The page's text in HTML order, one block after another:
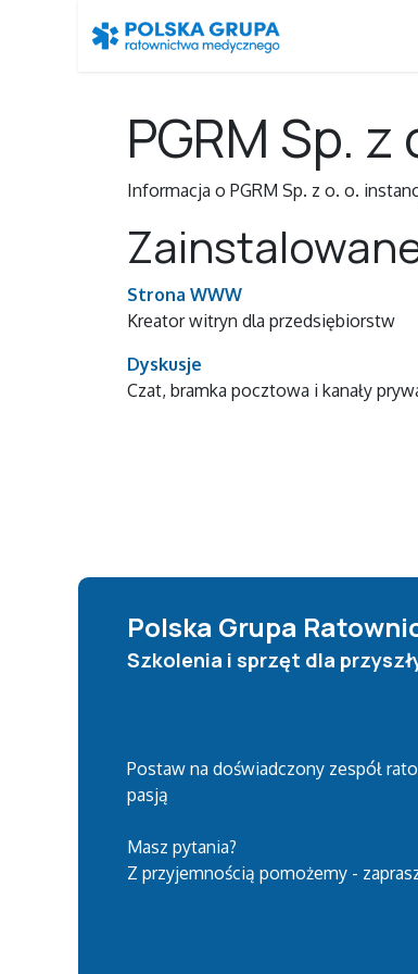
PGRM Sp. z
Informacja o PGRM Sp. z o. o.
Strona WWW
Kreator witryn dla przedsiębiorstw
Dyskusje
Czat, bramka pocztowa i kanały
Polska Grupa
Szkolenia i sprzęt dla
Postaw na doświadczony zespół
pasją
Masz pytania?
Z przyjemnością pomożemy -